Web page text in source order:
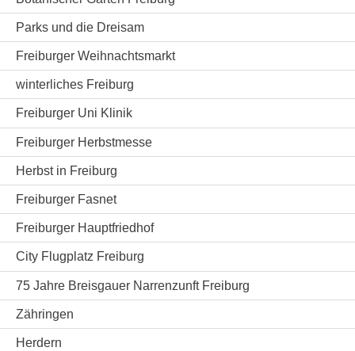
Parks und die Dreisam
Freiburger Weihnachtsmarkt
winterliches Freiburg
Freiburger Uni Klinik
Freiburger Herbstmesse
Herbst in Freiburg
Freiburger Fasnet
Freiburger Hauptfriedhof
City Flugplatz Freiburg
75 Jahre Breisgauer Narrenzunft Freiburg
Zähringen
Herdern